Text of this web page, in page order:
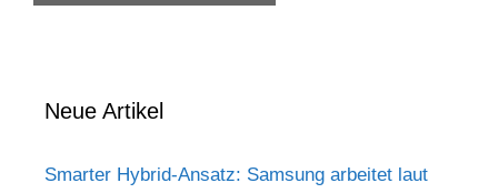
Neue Artikel
Smarter Hybrid-Ansatz: Samsung arbeitet laut